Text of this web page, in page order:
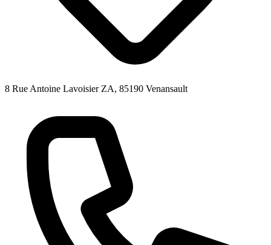
8 Rue Antoine Lavoisier ZA, 85190 Venansault